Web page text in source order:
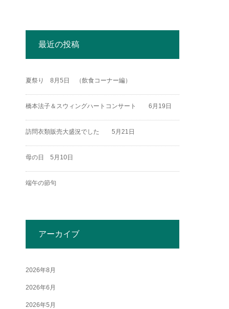
最近の投稿
夏祭り 8月5日 （飲食コーナー編）
橋本法子＆スウィングハートコンサート 6月19日
訪問衣類販売大盛況でした 5月21日
母の日 5月10日
端午の節句
アーカイブ
2026年8月
2026年6月
2026年5月